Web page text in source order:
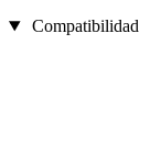
Compatibilidad